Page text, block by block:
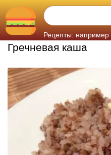
Рецепты: например
Гречневая каша